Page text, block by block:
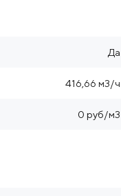
Да
416,66 м3/ч
0 руб/м3